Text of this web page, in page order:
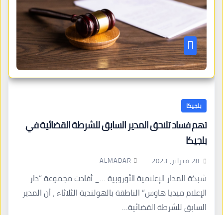
بلجيكا
تهم فساد تلاحق المدير السابق للشرطة القضائية في
بلجيكا
28 فبراير، 2023 ALMADAR
شبكة المدار الإعلامية الأوروبية …_ أفادت مجموعة “دار
الإعلام ميديا ​​هاوس” الناطقة بالهولندية الثلاثاء ، أن المدير
السابق للشرطة القضائية…